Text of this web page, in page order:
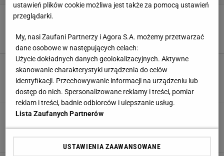
Aleksander Bernard,11 SIERPNIA 2025, 08:30
Polak niedawno błyszczał w Arsenalu. Teraz
może trafić do nowej ligi
Bartosz Królikowski,29 LIPCA 2025, 18:37
Sensacja! Polak odchodzi z Arsenalu. A tak
Jakub Trochimowicz,15 LIPCA 2025, 19:38
ustawień plików cookie możliwa jest także za pomocą ustawień
przeglądarki.
My, nasi Zaufani Partnerzy i Agora S.A. możemy przetwarzać
dane osobowe w następujących celach:
Użycie dokładnych danych geolokalizacyjnych. Aktywne
skanowanie charakterystyki urządzenia do celów
identyfikacji. Przechowywanie informacji na urządzeniu lub
dostęp do nich. Spersonalizowane reklamy i treści, pomiar
reklam i treści, badnie odbiorców i ulepszanie usług.
Lista Zaufanych Partnerów
USTAWIENIA ZAAWANSOWANE